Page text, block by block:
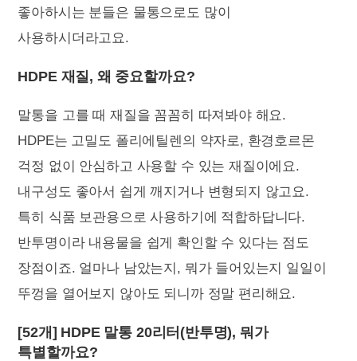
좋아하시는 분들은 물통으로도 많이
사용하시더라고요.
HDPE 재질, 왜 중요할까요?
말통을 고를 때 재질을 꼼꼼히 따져봐야 해요.
HDPE는 고밀도 폴리에틸렌의 약자로, 환경호르몬
걱정 없이 안심하고 사용할 수 있는 재질이에요.
내구성도 좋아서 쉽게 깨지거나 변형되지 않고요.
특히 식품 보관용으로 사용하기에 적합하답니다.
반투명이라 내용물을 쉽게 확인할 수 있다는 점도
장점이죠. 얼마나 남았는지, 뭐가 들어있는지 일일이
뚜껑을 열어보지 않아도 되니까 정말 편리해요.
[52개] HDPE 말통 20리터(반투명), 뭐가
특별할까요?